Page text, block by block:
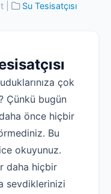
Su Tesisatçısı
çok
Çünkü bugün
önce hiçbir
Bu
okuyunuz.
daha hiçbir
sevdiklerinizi